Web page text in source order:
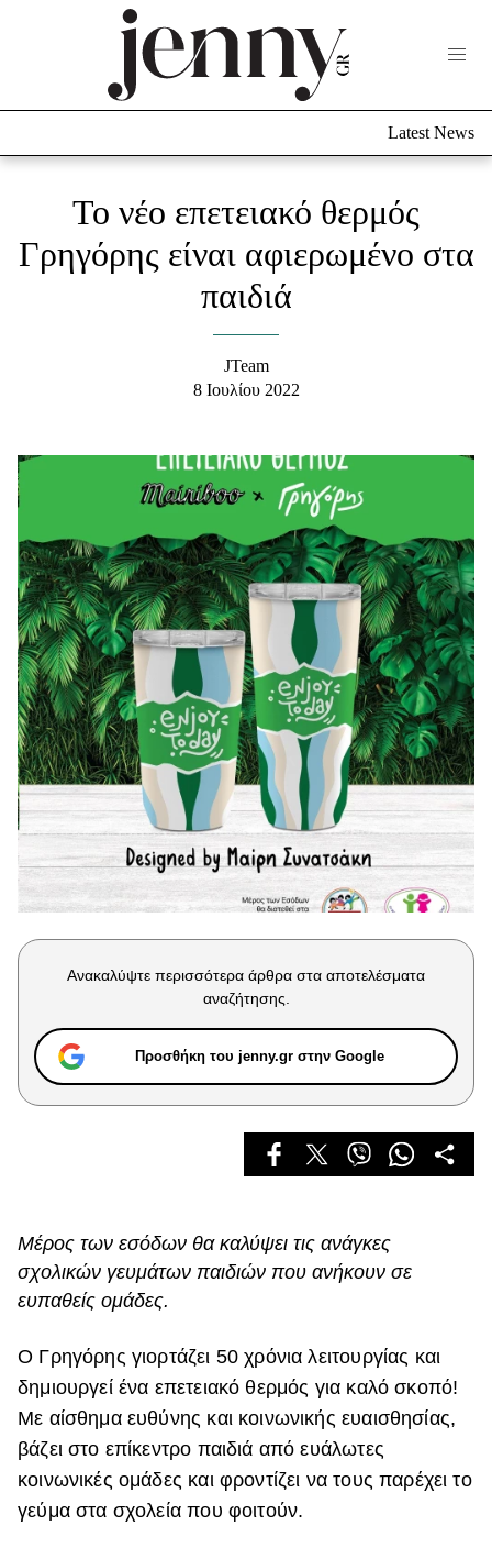
Culture
Fashion
Beauty - Ομορφιά
Skincare
Μαλλιά - Νύχια
Μακιγιάζ
Beauty News
Well being
Ψυχολογία
Υγεία + Διατροφή
Σχέσεις & Σεξ
Fitness
Woman Power
Parenting
Working Girl
Real Women
Πρόσωπα
Συνεντεύξεις
Who
True Stories
Ask the Guru
Living
Cooking
Green
Αφιερώματα
ΒΟΞ
Latest News
Το νέο επετειακό θερμός
Γρηγόρης είναι αφιερωμένο στα
παιδιά
JTeam
8 Ιουλίου 2022
Ανακαλύψτε περισσότερα άρθρα στα αποτελέσματα
αναζήτησης.
Προσθήκη του jenny.gr στην Google
Μέρος των εσόδων θα καλύψει τις ανάγκες
σχολικών γευμάτων παιδιών που ανήκουν σε
ευπαθείς ομάδες.
Ο Γρηγόρης γιορτάζει 50 χρόνια λειτουργίας και
δημιουργεί ένα επετειακό θερμός για καλό σκοπό!
Με αίσθημα ευθύνης και κοινωνικής ευαισθησίας,
βάζει στο επίκεντρο παιδιά από ευάλωτες
κοινωνικές ομάδες και φροντίζει να τους παρέχει το
γεύμα στα σχολεία που φοιτούν.